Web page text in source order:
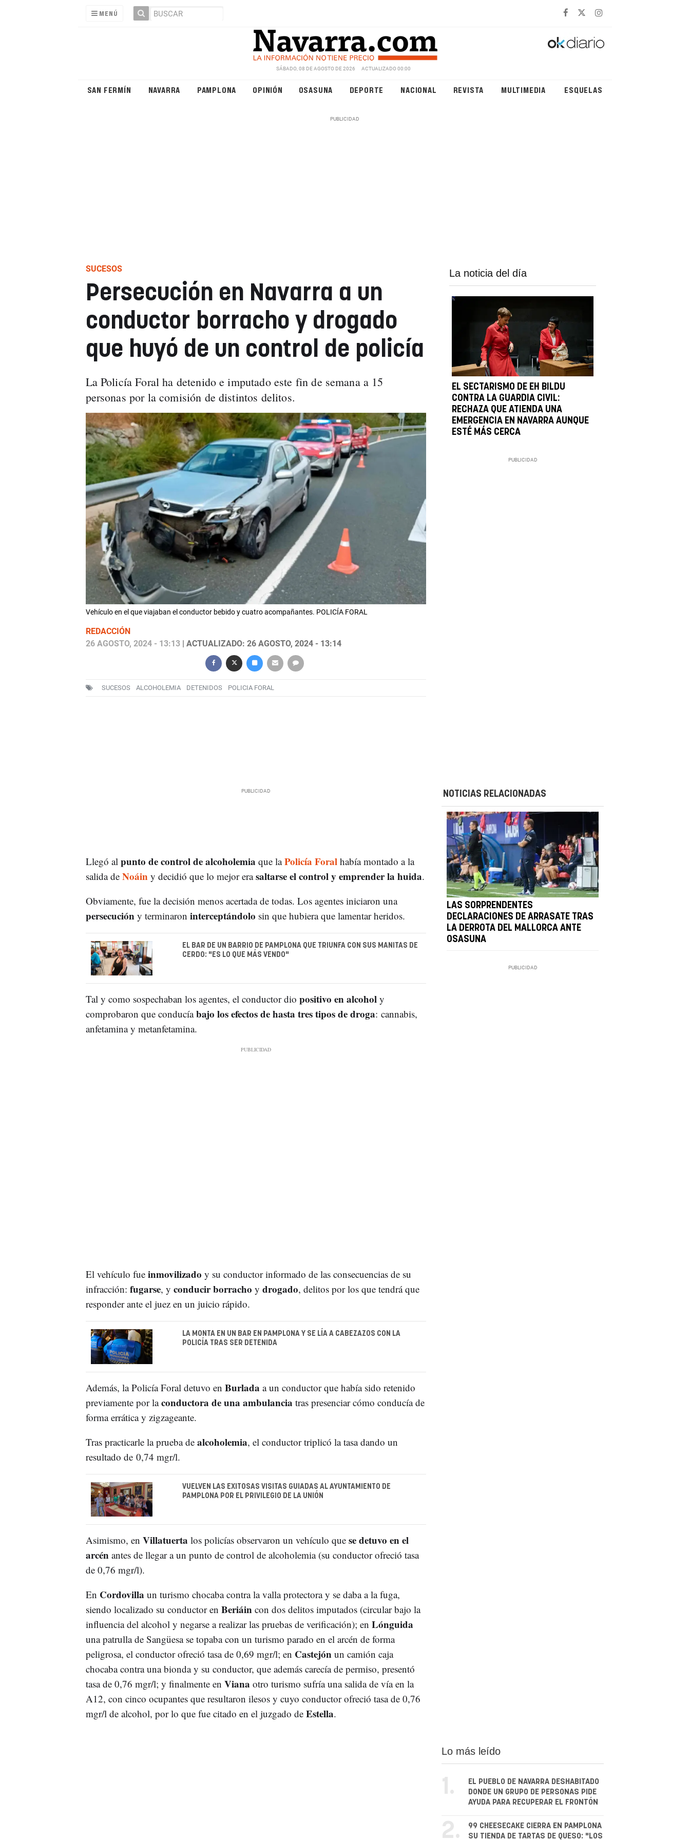
MENÚ
SÁBADO, 08 DE AGOSTO DE 2026 ACTUALIZADO 00:00
SAN FERMÍN NAVARRA PAMPLONA OPINIÓN OSASUNA DEPORTE NACIONAL REVISTA MULTIMEDIA ESQUELAS
SUCESOS
Persecución en Navarra a un
conductor borracho y drogado
que huyó de un control de policía
La Policía Foral ha detenido e imputado este fin de semana a 15
personas por la comisión de distintos delitos.
Vehículo en el que viajaban el conductor bebido y cuatro acompañantes. POLICÍA FORAL
REDACCIÓN
26 AGOSTO, 2024 - 13:13| ACTUALIZADO: 26 AGOSTO, 2024 - 13:14
SUCESOS ALCOHOLEMIA DETENIDOS POLICIA FORAL
La noticia del día
EL SECTARISMO DE EH BILDU
CONTRA LA GUARDIA CIVIL:
RECHAZA QUE ATIENDA UNA
EMERGENCIA EN NAVARRA AUNQUE
ESTÉ MÁS CERCA
Llegó al punto de control de alcoholemia que la Policía Foral había montado a la
salida de Noáin y decidió que lo mejor erasaltarse el control y emprender la huida.
Obviamente, fue la decisión menos acertada de todas. Los agentes iniciaron una
persecución y terminaron interceptándolo sin que hubiera que lamentar heridos.
EL BAR DE UN BARRIO DE PAMPLONA QUE TRIUNFA CON SUS MANITAS DE
CERDO: "ES LO QUE MÁS VENDO"
Tal y como sospechaban los agentes, el conductor dio positivo en alcoholy
comprobaron que conducíabajo los efectos de hasta tres tipos de droga: cannabis,
anfetamina y metanfetamina.
El vehículo fueinmovilizado y su conductor informado de las consecuencias de su
infracción: fugarse, y conducir borracho y drogado, delitos por los que tendrá que
responder ante el juez en un juicio rápido.
LA MONTA EN UN BAR EN PAMPLONA Y SE LÍA A CABEZAZOS CON LA
POLICÍA TRAS SER DETENIDA
Además, la Policía Foral detuvo en Burlada a un conductor que había sido retenido
previamente por laconductora de una ambulancia tras presenciar cómo conducía de
forma errática y zigzageante.
Tras practicarle la prueba de alcoholemia, el conductor triplicó la tasa dando un
resultado de 0,74 mgr/l.
VUELVEN LAS EXITOSAS VISITAS GUIADAS AL AYUNTAMIENTO DE
PAMPLONA POR EL PRIVILEGIO DE LA UNIÓN
Asimismo, en Villatuerta los policías observaron un vehículo quese detuvo en el
arcénantes de llegar a un punto de control de alcoholemia (su conductor ofreció tasa
de 0,76 mgr/l).
En Cordovilla un turismo chocaba contra la valla protectora y se daba a la fuga,
siendo localizado su conductor en Beriáin con dos delitos imputados (circular bajo la
influencia del alcohol y negarse a realizar las pruebas de verificación); en Lónguida
una patrulla de Sangüesa se topaba con un turismo parado en el arcén de forma
peligrosa, el conductor ofreció tasa de 0,69 mgr/l; en Castejón un camión caja
chocaba contra una bionda y su conductor, que además carecía de permiso, presentó
tasa de 0,76 mgr/l; y finalmente en Viana otro turismo sufría una salida de vía en la
A12, con cinco ocupantes que resultaron ilesos y cuyo conductor ofreció tasa de 0,76
mgr/l de alcohol, por lo que fue citado en el juzgado de Estella.
NOTICIAS RELACIONADAS
LAS SORPRENDENTES
DECLARACIONES DE ARRASATE TRAS
LA DERROTA DEL MALLORCA ANTE
OSASUNA
Lo más leído
1.
EL PUEBLO DE NAVARRA DESHABITADO
DONDE UN GRUPO DE PERSONAS PIDE
AYUDA PARA RECUPERAR EL FRONTÓN
2.
99 CHEESECAKE CIERRA EN PAMPLONA
SU TIENDA DE TARTAS DE QUESO: "LOS